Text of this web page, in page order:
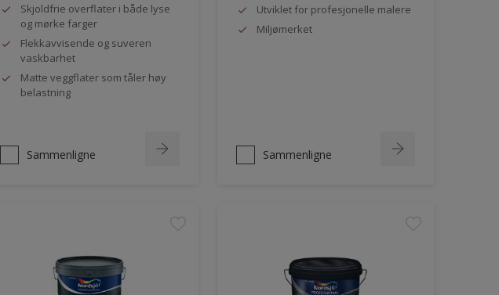
Skjoldfrie overflater i både lyse
og mørke farger
Flekkavvisende og suveren
vaskbarhet
Matte veggflater som tåler høy
belastning
Sammenligne
Utviklet for profesjonelle malere
Miljømerket
Sammenligne